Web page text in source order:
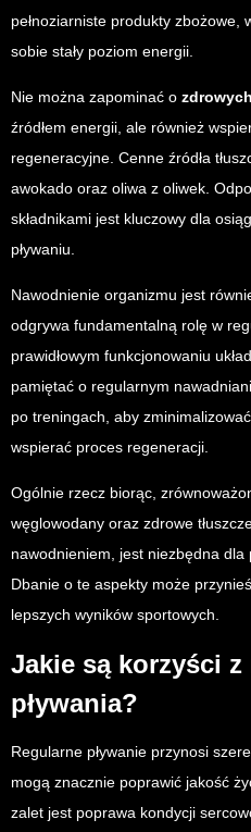
pełnoziarniste produkty zbożowe,
sobie stały poziom energii.
Nie można zapominać o
źródłem energii, ale również
regeneracyjne. Cenne źródła
awokado oraz oliwa z oliwek.
składnikami jest kluczowy dla
pływaniu.
Nawodnienie organizmu jest
odgrywa fundamentalną rolę w
prawidłowym funkcjonowaniu
pamiętać o regularnym
po treningach, aby
wspierać proces regeneracji.
Ogólnie rzecz biorąc,
węglowodany oraz zdrowe
nawodnieniem, jest niezbędna dla
Dbanie o te aspekty może
lepszych wyników sportowych.
Jakie są korzyści
pływania?
Regularne pływanie przynosi
mogą znacznie poprawić jakość
zalet jest poprawa kondycji